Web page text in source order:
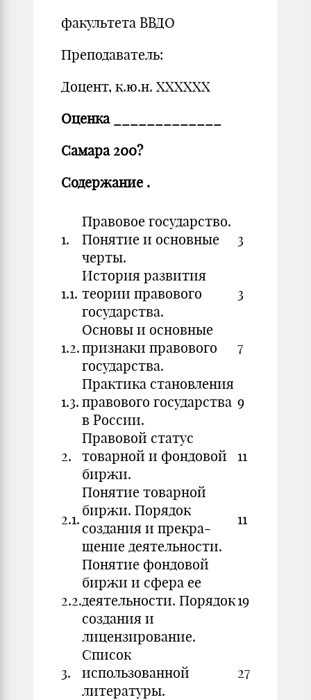
факультета ВВДО
Преподаватель:
Доцент, к.ю.н. ХХХХХХ
Оценка _____________
Самара 200?
Содержание .
1.
Правовое государство.
Понятие и основные
черты.
3
1.1.
История развития
теории правового
государства.
3
1.2.
Основы и основные
признаки правового
государства.
7
1.3.
Практика становления
правового государства
в России.
9
2.
Правовой статус
товарной и фондовой
биржи.
11
2.1.
Понятие товарной
биржи. Порядок
создания и прекра­
щение деятельности.
11
2.2.
Понятие фондовой
биржи и сфера ее
деятельности. По­рядок
создания и
лицензирование.
19
3.
Список
использованной
литературы.
27